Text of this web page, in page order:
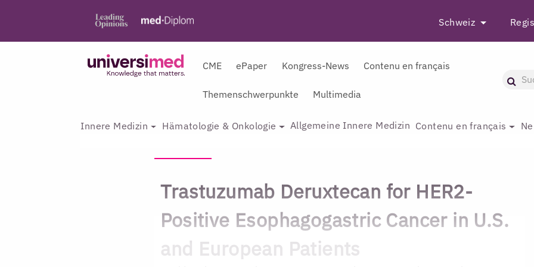
Schweiz
CME ePaper Kongress-News Contenu en français
Themenschwerpunkte Multimedia
Innere Medizin Hämatologie & Onkologie Allgemeine Innere Medizin Contenu en français
Trastuzumab Deruxtecan for HER2-
Positive Esophagogastric Cancer in U.S.
and European Patients